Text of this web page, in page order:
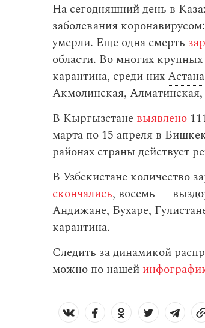
На сегодняшний день в
заболевания
умерли. Еще одна смерть
области. Во многих
карантина, среди нихАстана
Акмолинская, Алматинская,
В Кыргызстане выявлено
марта по 15 апреля в
районах страны действует
В Узбекистане количество
скончались, восемь —
Андижане, Бухаре,
карантина.
Следить за динамикой
можно по нашей